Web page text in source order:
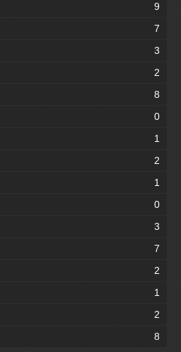
9
7
3
2
8
0
1
2
1
0
3
7
2
1
2
8